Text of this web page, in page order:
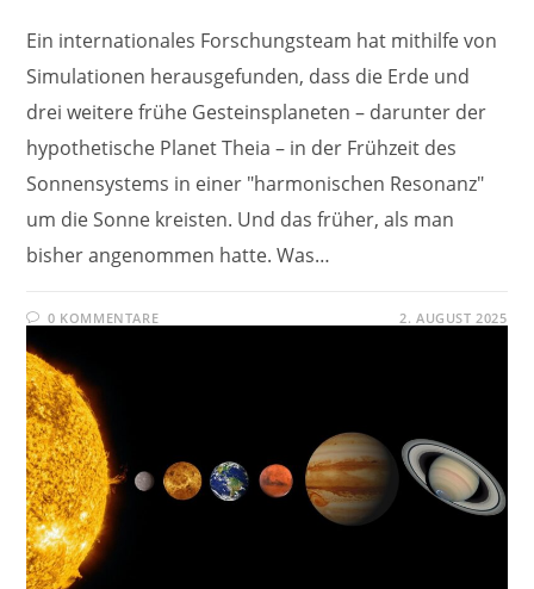
Ein internationales Forschungsteam hat mithilfe von
Simulationen herausgefunden, dass die Erde und
drei weitere frühe Gesteinsplaneten – darunter der
hypothetische Planet Theia – in der Frühzeit des
Sonnensystems in einer "harmonischen Resonanz"
um die Sonne kreisten. Und das früher, als man
bisher angenommen hatte. Was…
0 KOMMENTARE 2. AUGUST 2025